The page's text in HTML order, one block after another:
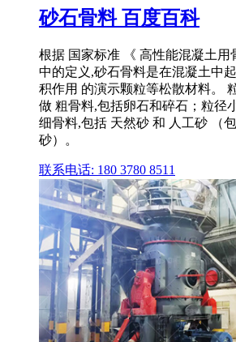
砂石骨料 百度百科
根据 国家标准 《 高性能混凝土用
中的定义,砂石骨料是在混凝土中
积作用 的演示颗粒等松散材料。
做 粗骨料,包括卵石和碎石；粒径
细骨料,包括 天然砂 和 人工砂 （
砂）。
联系电话: 180 3780 8511